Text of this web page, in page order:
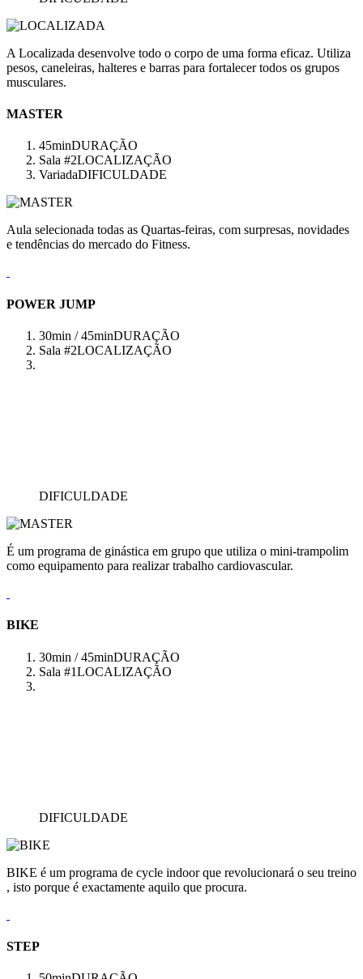
A Localizada desenvolve todo o corpo de uma forma eficaz. Utiliza
pesos, caneleiras, halteres e barras para fortalecer todos os grupos
musculares.
MASTER
45minDURAÇÃO
Sala #2LOCALIZAÇÃO
VariadaDIFICULDADE
Aula selecionada todas as Quartas-feiras, com surpresas, novidades
e tendências do mercado do Fitness.
POWER JUMP
30min / 45minDURAÇÃO
Sala #2LOCALIZAÇÃO
DIFICULDADE
É um programa de ginástica em grupo que utiliza o mini-trampolim
como equipamento para realizar trabalho cardiovascular.
BIKE
30min / 45minDURAÇÃO
Sala #1LOCALIZAÇÃO
DIFICULDADE
BIKE é um programa de cycle indoor que revolucionará o seu treino
, isto porque é exactamente aquilo que procura.
STEP